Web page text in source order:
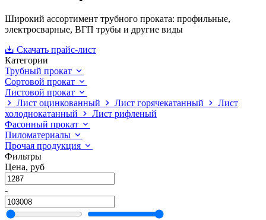
Широкий ассортимент трубного проката: профильные,
электросварные, ВГП трубы и другие виды
Скачать прайс-лист
Категории
Трубный прокат
Сортовой прокат
Листовой прокат
Лист оцинкованный
Лист горячекатанный
Лист
холоднокатанный
Лист рифленый
Фасонный прокат
Пиломатериалы
Прочая продукция
Фильтры
Цена, руб
-